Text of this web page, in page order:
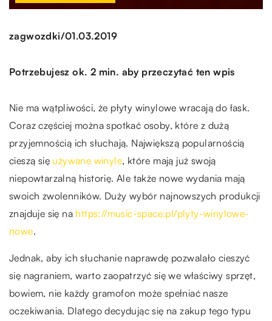
zagwozdki/01.03.2019
Potrzebujesz ok. 2 min. aby przeczytać ten wpis
Nie ma wątpliwości, że płyty winylowe wracają do łask.
Coraz częściej można spotkać osoby, które z dużą
przyjemnością ich słuchają. Największą popularnością
cieszą się używane winyle, które mają już swoją
niepowtarzalną historię. Ale także nowe wydania mają
swoich zwolenników. Duży wybór najnowszych produkcji
znajduje się na https://music-space.pl/plyty-winylowe-
nowe.
Jednak, aby ich słuchanie naprawdę pozwalało cieszyć
się nagraniem, warto zaopatrzyć się we właściwy sprzęt,
bowiem, nie każdy gramofon może spełniać nasze
oczekiwania. Dlatego decydując się na zakup tego typu